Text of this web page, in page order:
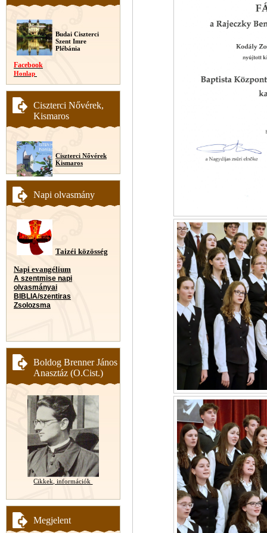
Budai Ciszterci
Szent Imre
Plébánia
Facebook
Honlap
Ciszterci Nővérek,
Kismaros
Ciszterci Nővérek
Kismaros
Napi olvasmány
Taizéi közösség
Napi evangélium
A szentmise napi
olvasmányai
BIBLIA/szentiras
Zsolozsma
Boldog Brenner János
Anasztáz (O.Cist.)
Cikkek, információk
Megjelent